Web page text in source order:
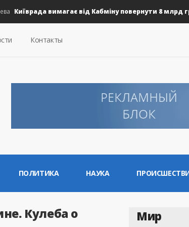
Київрада вимагає від Кабміну повернути 8 млрд грн
Контакты
ПОЛИТИКА НАУКА
Кулеба о Мир